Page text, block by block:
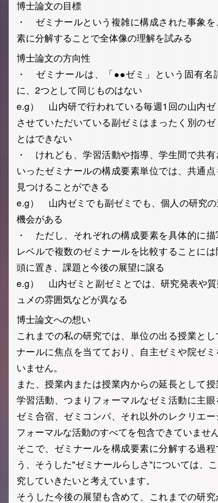
博士論文の目標
・ ゼミナールという複雑に構成された事象
素に分解することで全体像の理解を試みる
博士論文の方向性
・ ゼミナールは、「●●ゼミ」という固有名
に、2つとして同じものはない
e.g） 山内研で行われている毎週1回の山内ゼ
させていただいている副ゼミはまったく別の
とはできない
・ けれども、学習活動や指導、学生間で共
いったゼミナールの構成要素単位では、共通
見つけることができる
e.g） 山内ゼミでも副ゼミでも、個人の研究
機会がある
・ ただし、それぞれの構成要素を具体的に
レベルで複数のゼミナールを比較することに
頭に置き、課題と今後の展望に譲る
e.g） 山内ゼミと副ゼミとでは、研究発表や
ュメの雰囲気などが異なる
博士論文への想い
これまでの私の研究では、単位の出る授業と
ナールに焦点を当てており、自主ゼミや院ゼ
いません。
また、授業内または授業内からの延長として
学習活動、つまりフォーマルなゼミ活動に主
ゼミ合宿、ゼミコンパ、それ以外のレクリエ
フォーマルな活動のすべてを包含できていませ
そこで、ゼミナールを構成要素に分解する過
う、そうした"ゼミナールらしさ"については、
究していきたいと考えています。
そうした今後の展望も含めて、これまでの研